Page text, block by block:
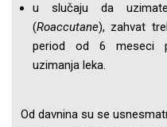
u slučaju da
(Roaccutane), zahvat
period od 6 meseci
uzimanja leka.
Od davnina su se